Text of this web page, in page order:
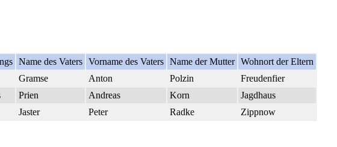
Name des Vaters Vorname des Vaters Name der Mutter Wohnort der Eltern
Gramse Anton Polzin
Freudenfier
Prien Andreas Korn
Jagdhaus
Jaster Peter Radke Zippnow